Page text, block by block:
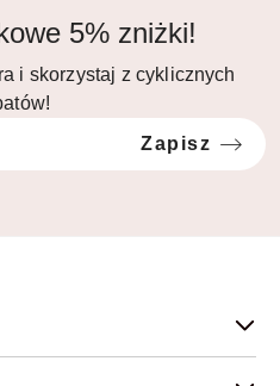
5% zniżki!
i skorzystaj z cyklicznych
Zapisz